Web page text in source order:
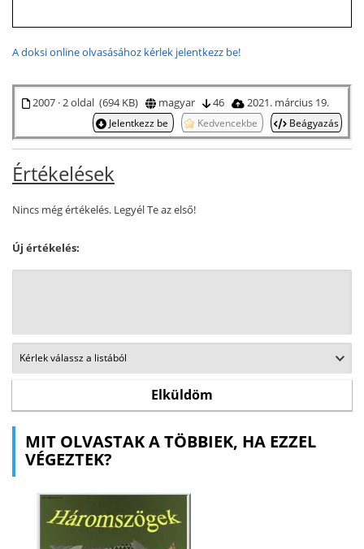
A doksi online olvasásához kérlek jelentkezz be!
2007 · 2 oldal (694 KB) magyar 46 2021. március 19.
Jelentkezz be Kedvencekbe Beágyazás
Értékelések
Nincs még értékelés. Legyél Te az első!
Új értékelés:
MIT OLVASTAK A TÖBBIEK, HA EZZEL
VÉGEZTEK?